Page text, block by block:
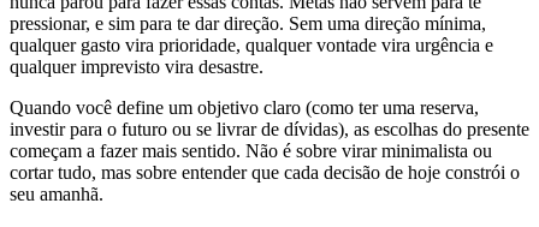
pressionar, e sim para te dar direção. Sem uma direção mínima,
qualquer gasto vira prioridade, qualquer vontade vira urgência e
qualquer imprevisto vira desastre.
Quando você define um objetivo claro (como ter uma reserva,
investir para o futuro ou se livrar de dívidas), as escolhas do presente
começam a fazer mais sentido. Não é sobre virar minimalista ou
cortar tudo, mas sobre entender que cada decisão de hoje constrói o
seu amanhã.